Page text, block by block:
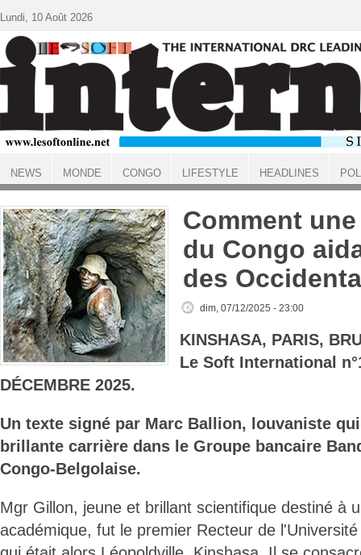
ACCUEIL
Comment
du Congo
des
dim, 07/12/2025 - 23:00
KINSHASA, PARIS,
Le Soft International
DÉCEMBRE 2025.
Un texte signé par Marc Ballion, louvaniste
brillante carrière dans le Groupe bancaire
Congo-Belgolaise.
Mgr Gillon, jeune et brillant scientifique destiné à
académique, fut le premier Recteur de
Lundi, 10 Août 2026
NEWS MONDE CONGO LIFESTYLE HEADLINES